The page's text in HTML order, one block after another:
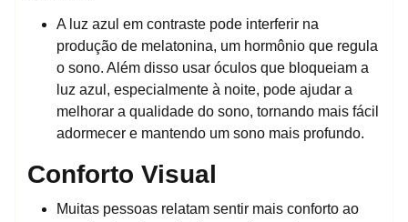
A luz azul em contraste pode interferir na
produção de melatonina, um hormônio que regula
o sono. Além disso usar óculos que bloqueiam a
luz azul, especialmente à noite, pode ajudar a
melhorar a qualidade do sono, tornando mais fácil
adormecer e mantendo um sono mais profundo.
Conforto Visual
Muitas pessoas relatam sentir mais conforto ao